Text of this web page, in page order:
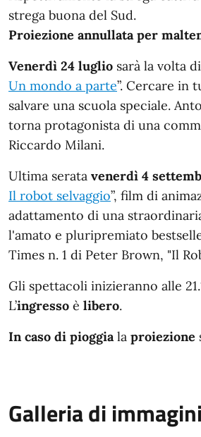
strega buona del Sud.
Proiezione annullata per
Venerdì 24 luglio sarà la volta
Un mondo a parte”. Cercare in
salvare una scuola speciale.
torna protagonista di una
Riccardo Milani.
Ultima serata venerdì 4
Il robot selvaggio”, film di
adattamento di una
l'amato e pluripremiato
Times n. 1 di Peter Brown, "Il
Gli spettacoli inizieranno alle
L’ingresso è libero.
In caso di pioggiala proiezione
Galleria di immagini